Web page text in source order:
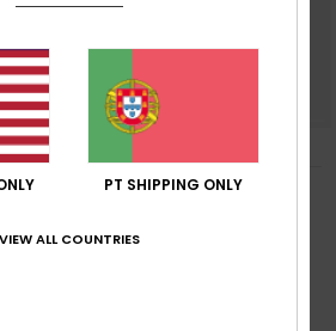
Mercury Americana
PT SHIPPING ONLY
VIEW ALL COUNTRIES